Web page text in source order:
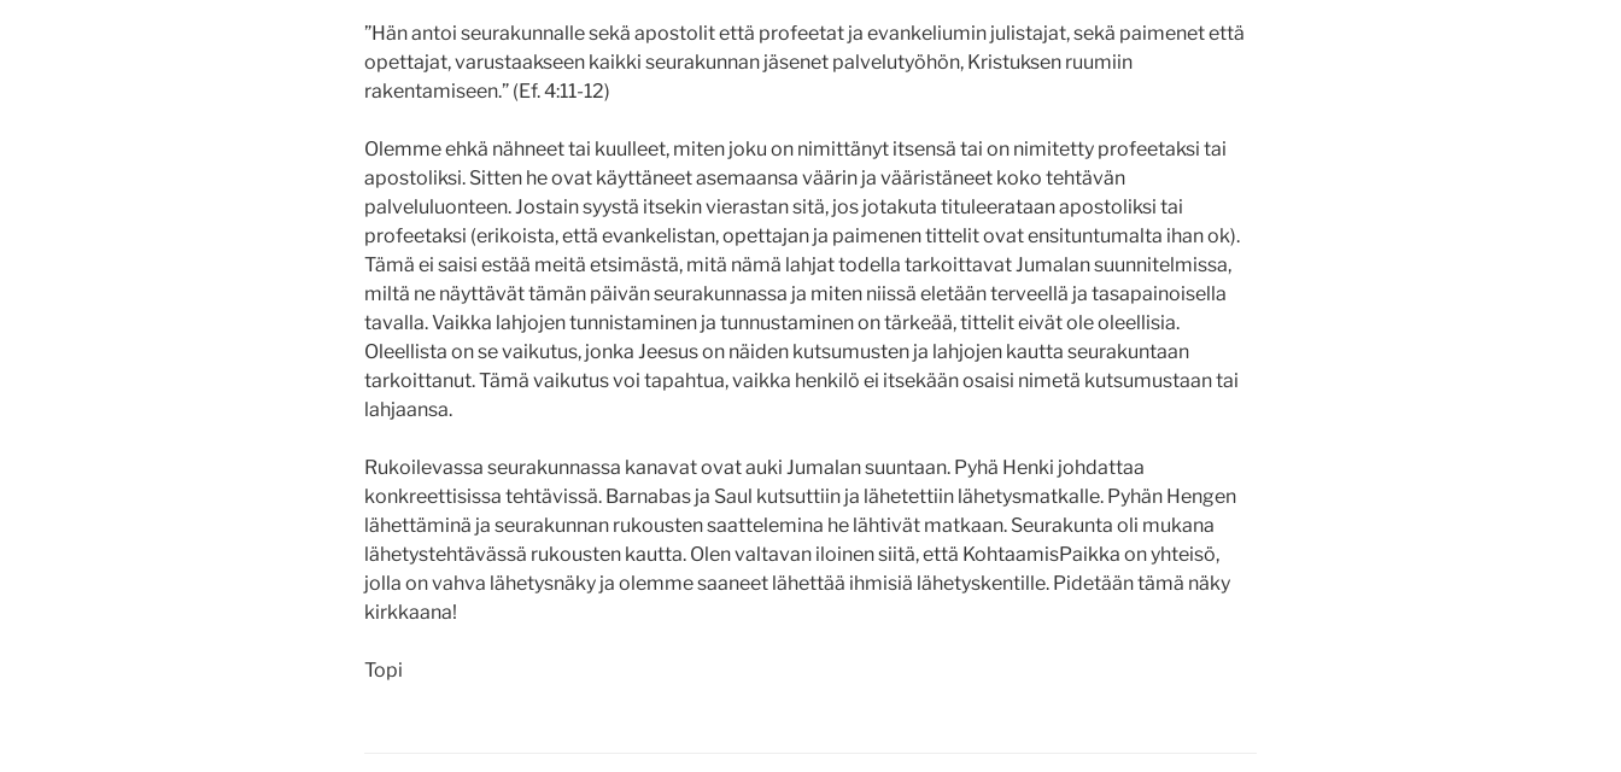
”Hän antoi seurakunnalle sekä apostolit että profeetat ja evankeliumin julistajat, sekä paimenet että
opettajat, varustaakseen kaikki seurakunnan jäsenet palvelutyöhön, Kristuksen ruumiin
rakentamiseen.” (Ef. 4:11-12)
Olemme ehkä nähneet tai kuulleet, miten joku on nimittänyt itsensä tai on nimitetty profeetaksi tai
apostoliksi. Sitten he ovat käyttäneet asemaansa väärin ja vääristäneet koko tehtävän
palveluluonteen. Jostain syystä itsekin vierastan sitä, jos jotakuta tituleerataan apostoliksi tai
profeetaksi (erikoista, että evankelistan, opettajan ja paimenen tittelit ovat ensituntumalta ihan ok).
Tämä ei saisi estää meitä etsimästä, mitä nämä lahjat todella tarkoittavat Jumalan suunnitelmissa,
miltä ne näyttävät tämän päivän seurakunnassa ja miten niissä eletään terveellä ja tasapainoisella
tavalla. Vaikka lahjojen tunnistaminen ja tunnustaminen on tärkeää, tittelit eivät ole oleellisia.
Oleellista on se vaikutus, jonka Jeesus on näiden kutsumusten ja lahjojen kautta seurakuntaan
tarkoittanut. Tämä vaikutus voi tapahtua, vaikka henkilö ei itsekään osaisi nimetä kutsumustaan tai
lahjaansa.
Rukoilevassa seurakunnassa kanavat ovat auki Jumalan suuntaan. Pyhä Henki johdattaa
konkreettisissa tehtävissä. Barnabas ja Saul kutsuttiin ja lähetettiin lähetysmatkalle. Pyhän Hengen
lähettäminä ja seurakunnan rukousten saattelemina he lähtivät matkaan. Seurakunta oli mukana
lähetystehtävässä rukousten kautta. Olen valtavan iloinen siitä, että KohtaamisPaikka on yhteisö,
jolla on vahva lähetysnäky ja olemme saaneet lähettää ihmisiä lähetyskentille. Pidetään tämä näky
kirkkaana!
Topi